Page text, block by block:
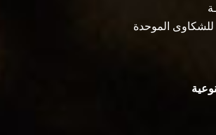
للشكاوى الموحدة